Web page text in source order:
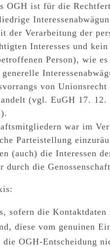
OGH ist für die
der Verarbeitung der
Interesses und
Person), wie
von
(vgl. EuGH 17.
war im
Parteistellung
(auch) die Interessen
durch die
sofern die
diese vom genuinen
OGH-Entscheidung